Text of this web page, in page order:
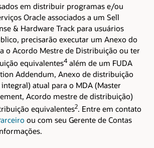
em distribuir programas e/ou
Oracle associados a um Sell
& Hardware Track para usuários
precisarão executar um Anexo do
o Acordo Mestre de Distribuição ou ter
equivalentes4 além de um FUDA
Addendum, Anexo de distribuição
atual para o MDA (Master
Acordo mestre de distribuição)
equivalentes2. Entre em contato
ou com seu Gerente de Contas